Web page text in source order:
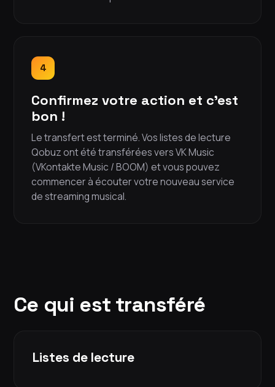
4
Confirmez votre action et c'est
bon !
Le transfert est terminé. Vos listes de lecture
Qobuz ont été transférées vers VK Music
(VKontakte Music / BOOM) et vous pouvez
commencer à écouter votre nouveau service
de streaming musical.
Ce qui est transféré
Listes de lecture